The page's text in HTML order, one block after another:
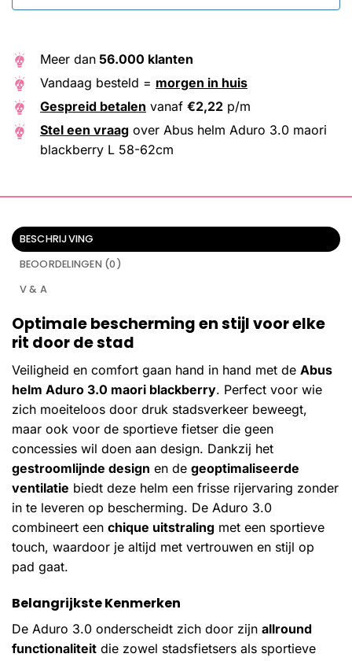
Meer dan 56.000 klanten
Vandaag besteld = morgen in huis
Gespreid betalen vanaf €2,22 p/m
Stel een vraag over Abus helm Aduro 3.0 maori
blackberry L 58-62cm
BESCHRIJVING
BEOORDELINGEN (0)
V & A
Optimale bescherming en stijl voor elke
rit door de stad
Veiligheid en comfort gaan hand in hand met de Abus
helm Aduro 3.0 maori blackberry. Perfect voor wie
zich moeiteloos door druk stadsverkeer beweegt,
maar ook voor de sportieve fietser die geen
concessies wil doen aan design. Dankzij het
gestroomlijnde design en de geoptimaliseerde
ventilatie biedt deze helm een frisse rijervaring zonder
in te leveren op bescherming. De Aduro 3.0
combineert een chique uitstraling met een sportieve
touch, waardoor je altijd met vertrouwen en stijl op
pad gaat.
Belangrijkste Kenmerken
De Aduro 3.0 onderscheidt zich door zijn allround
functionaliteit die zowel stadsfietsers als sportieve